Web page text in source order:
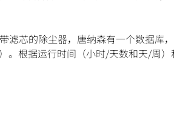
滤芯的除尘器，唐纳森有一个数据库
。根据运行时间（小时/天数和天/周）